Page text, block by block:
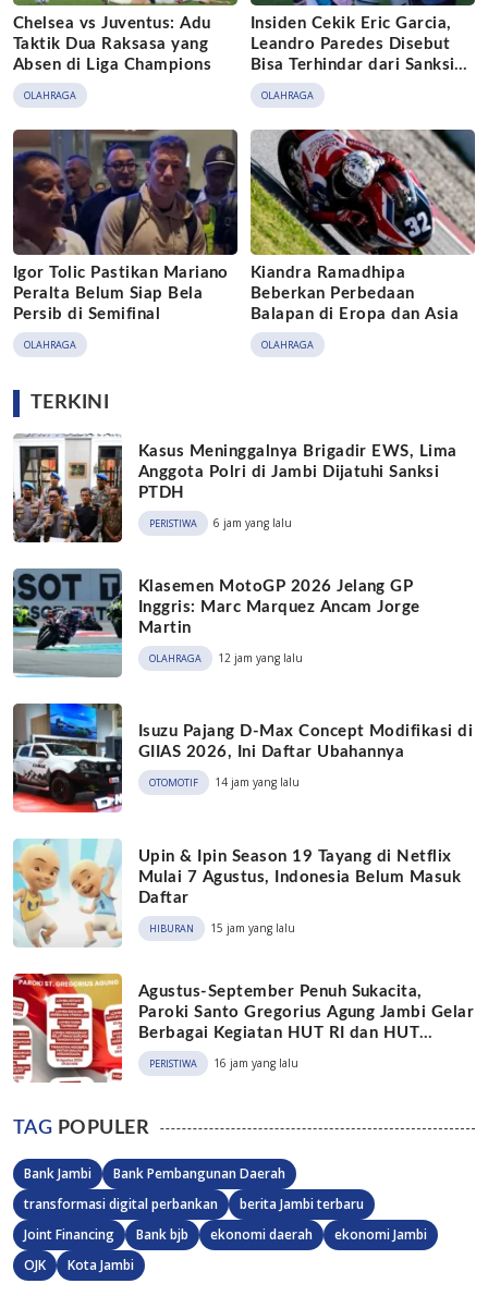
Chelsea vs Juventus: Adu
Taktik Dua Raksasa yang
Absen di Liga Champions
OLAHRAGA
Insiden Cekik Eric Garcia,
Leandro Paredes Disebut
Bisa Terhindar dari Sanksi
FIFA
OLAHRAGA
Igor Tolic Pastikan Mariano
Peralta Belum Siap Bela
Persib di Semifinal
OLAHRAGA
Kiandra Ramadhipa
Beberkan Perbedaan
Balapan di Eropa dan Asia
OLAHRAGA
TERKINI
Kasus Meninggalnya Brigadir EWS, Lima
Anggota Polri di Jambi Dijatuhi Sanksi
PTDH
PERISTIWA 6 jam yang lalu
Klasemen MotoGP 2026 Jelang GP
Inggris: Marc Marquez Ancam Jorge
Martin
OLAHRAGA 12 jam yang lalu
Isuzu Pajang D-Max Concept Modifikasi di
GIIAS 2026, Ini Daftar Ubahannya
OTOMOTIF 14 jam yang lalu
Upin & Ipin Season 19 Tayang di Netflix
Mulai 7 Agustus, Indonesia Belum Masuk
Daftar
HIBURAN 15 jam yang lalu
Agustus-September Penuh Sukacita,
Paroki Santo Gregorius Agung Jambi Gelar
Berbagai Kegiatan HUT RI dan HUT
Paroki
PERISTIWA 16 jam yang lalu
TAG POPULER
Bank Jambi
Bank Pembangunan Daerah
transformasi digital perbankan
berita Jambi terbaru
Joint Financing
Bank bjb ekonomi daerah
ekonomi Jambi
OJK
Kota Jambi